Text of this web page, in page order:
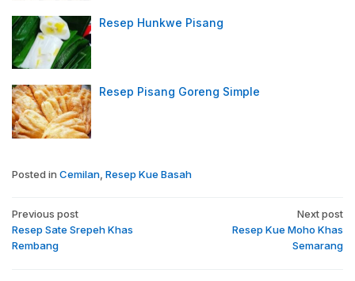
Resep Hunkwe Pisang
Resep Pisang Goreng Simple
Posted in Cemilan Resep Kue Basah
Post
navigation
Previous post
Resep Sate Srepeh Khas
Rembang
Next post
Resep Kue Moho Khas
Semarang